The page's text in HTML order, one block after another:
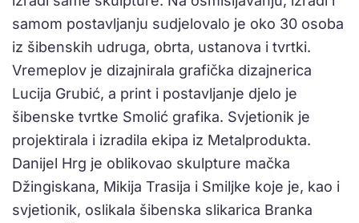
samom postavljanju sudjelovalo je oko 30 osoba
iz šibenskih udruga, obrta, ustanova i tvrtki.
Vremeplov je dizajnirala grafička dizajnerica
Lucija Grubić, a print i postavljanje djelo je
šibenske tvrtke Smolić grafika. Svjetionik je
projektirala i izradila ekipa iz Metalprodukta.
Danijel Hrg je oblikovao skulpture mačka
Džingiskana, Mikija Trasija i Smiljke koje je, kao i
svjetionik, oslikala šibenska slikarica Branka